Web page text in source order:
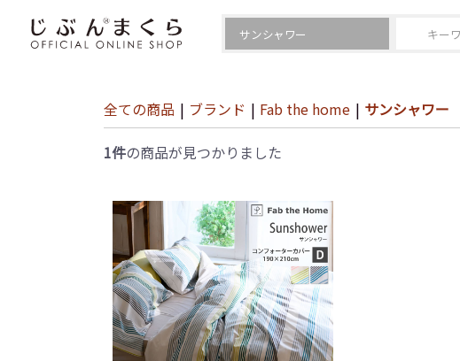
全ての商品 | ブランド | Fab the home | サンシャワー
1件の商品が見つかりました